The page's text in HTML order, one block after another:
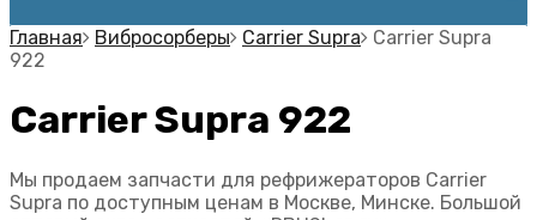
Главная Вибросорберы Carrier Supra
Carrier Supra
922
Carrier Supra 922
Мы продаем запчасти для рефрижераторов Carrier
Supra по доступным ценам в Москве, Минске. Большой